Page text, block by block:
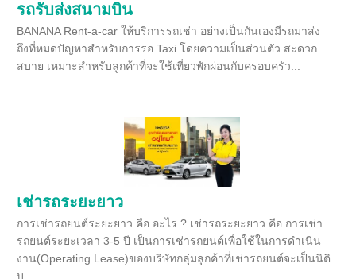
รถรับส่งสนามบิน
BANANA Rent-a-car ให้บริการรถเช่า อย่างเป็นกันเองมีรถมาส่ง
ถึงที่หมดปัญหาสำหรับการรอ Taxi โดยความเป็นส่วนตัว สะดวก
สบาย เหมาะสำหรับลูกค้าที่จะใช้เที่ยวพักผ่อนกับครอบครัว...
เช่ารถระยะยาว
การเช่ารถยนต์ระยะยาว คือ อะไร ? เช่ารถระยะยาว คือ การเช่า
รถยนต์ระยะเวลา 3-5 ปี เป็นการเช่ารถยนต์เพื่อใช้ในการดำเนิน
งาน(Operating Lease)ของบริษัทกลุ่มลูกค้าที่เช่ารถยนต์จะเป็นนิติ
บุ...